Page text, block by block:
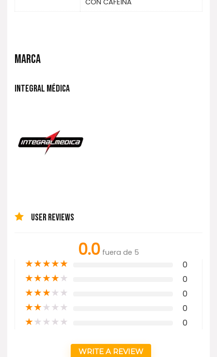
CON CAFEÍNA
MARCA
INTEGRAL MÉDICA
USER REVIEWS
0.0 fuera de 5
★★★★★ 0
★★★★★ 0
★★★★★ 0
★★★★★ 0
★★★★★ 0
WRITE A REVIEW